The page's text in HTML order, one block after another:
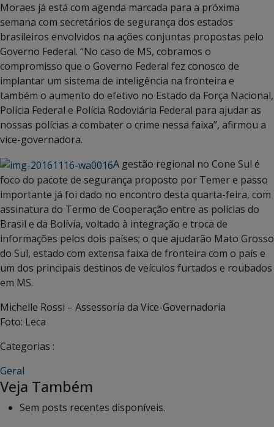
Moraes já está com agenda marcada para a próxima
semana com secretários de segurança dos estados
brasileiros envolvidos na ações conjuntas propostas pelo
Governo Federal. “No caso de MS, cobramos o
compromisso que o Governo Federal fez conosco de
implantar um sistema de inteligência na fronteira e
também o aumento do efetivo no Estado da Força Nacional,
Polícia Federal e Polícia Rodoviária Federal para ajudar as
nossas polícias a combater o crime nessa faixa”, afirmou a
vice-governadora.
A gestão regional no Cone Sul é
foco do pacote de segurança proposto por Temer e passo
importante já foi dado no encontro desta quarta-feira, com
assinatura do Termo de Cooperação entre as polícias do
Brasil e da Bolívia, voltado à integração e troca de
informações pelos dois países; o que ajudarão Mato Grosso
do Sul, estado com extensa faixa de fronteira com o país e
um dos principais destinos de veículos furtados e roubados
em MS.
Michelle Rossi – Assessoria da Vice-Governadoria
Foto: Leca
Categorias :
Geral
Veja Também
Sem posts recentes disponíveis.